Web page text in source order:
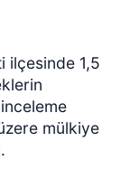
ilçesinde 1,5
inceleme
mülkiye